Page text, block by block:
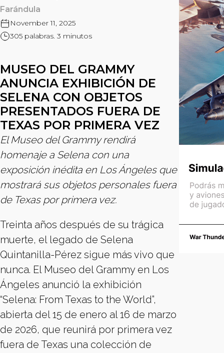
Farándula
November 11, 2025
305 palabras. 3 minutos
MUSEO DEL GRAMMY
ANUNCIA EXHIBICIÓN DE
SELENA CON OBJETOS
PRESENTADOS FUERA DE
TEXAS POR PRIMERA VEZ
El Museo del Grammy rendirá
homenaje a Selena con una
exposición inédita en Los Ángeles que
mostrará sus objetos personales fuera
de Texas por primera vez.
Treinta años después de su trágica
muerte, el legado de Selena
Quintanilla-Pérez sigue más vivo que
nunca. El Museo del Grammy en Los
Ángeles anunció la exhibición
“Selena: From Texas to the World”,
abierta del 15 de enero al 16 de marzo
de 2026, que reunirá por primera vez
fuera de Texas una colección de